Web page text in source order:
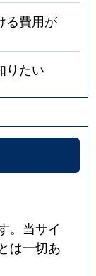
る費用が
りたい
。当サイ
は一切あ